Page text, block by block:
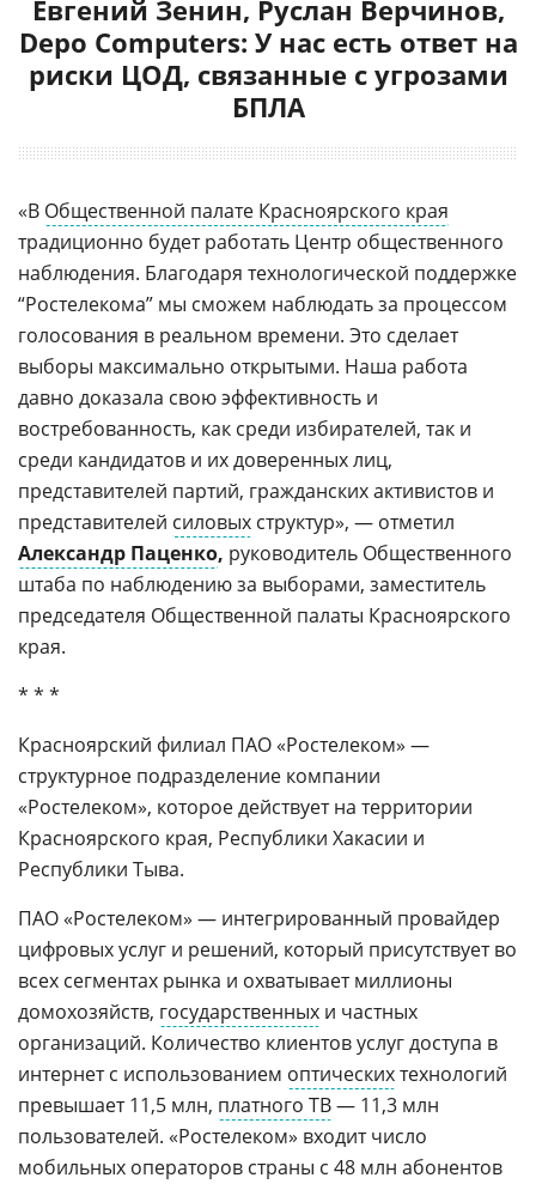
Евгений Зенин, Руслан Верчинов,
Depo Computers: У нас есть ответ на
риски ЦОД, связанные с угрозами
БПЛА
«В Общественной палате Красноярского края
традиционно будет работать Центр общественного
наблюдения. Благодаря технологической поддержке
“Ростелекома” мы сможем наблюдать за процессом
голосования в реальном времени. Это сделает
выборы максимально открытыми. Наша работа
давно доказала свою эффективность и
востребованность, как среди избирателей, так и
среди кандидатов и их доверенных лиц,
представителей партий, гражданских активистов и
представителей силовых структур», — отметил
Александр Паценко, руководитель Общественного
штаба по наблюдению за выборами, заместитель
председателя Общественной палаты Красноярского
края.
* * *
Красноярский филиал ПАО «Ростелеком» —
структурное подразделение компании
«Ростелеком», которое действует на территории
Красноярского края, Республики Хакасии и
Республики Тыва.
ПАО «Ростелеком» — интегрированный провайдер
цифровых услуг и решений, который присутствует во
всех сегментах рынка и охватывает миллионы
домохозяйств, государственных и частных
организаций. Количество клиентов услуг доступа в
интернет с использованием оптическихтехнологий
превышает 11,5 млн, платного ТВ— 11,3 млн
пользователей. «Ростелеком» входит число
мобильных операторов страны с 48 млн абонентов